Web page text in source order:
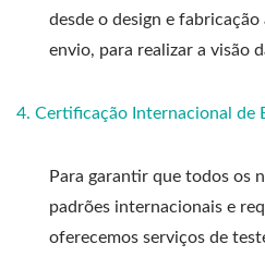
desde o design e
envio, para realizar a visão
4. Certificação Internacional de
Para garantir que todos os
padrões internacionais e
oferecemos serviços de